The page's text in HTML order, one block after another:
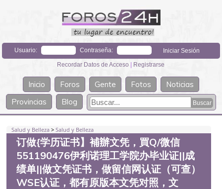
Usuario: Contraseña:
Recordar Datos de Acceso | Registrarse
Inicio Foros Gente Fotos
Noticias
Provincias
Blog
Salud y Belleza >Salud y Belleza
订做{学历证书】補辦文凭，買Q/微信
551190476伊利诺理工学院办毕业证||成
绩单||做文凭证书，做留信网认证（可查）
WSE认证，都有原版本文凭对照，文